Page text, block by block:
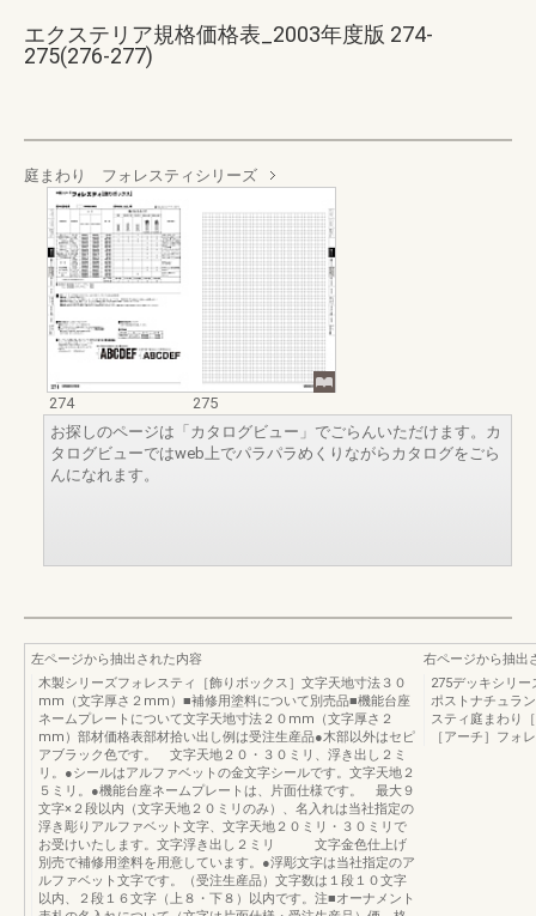
エクステリア規格価格表_2003年度版 274-
275(276-277)
庭まわり フォレスティシリーズ
274
275
お探しのページは「カタログビュー」でごらんいただけます。カ
タログビューではweb上でパラパラめくりながらカタログをごら
んになれます。
左ページから抽出された内容
木製シリーズフォレスティ［飾りボックス］文字天地寸法３０
mm（文字厚さ２mm）■補修用塗料について別売品■機能台座
ネームプレートについて文字天地寸法２０mm（文字厚さ２
mm）部材価格表部材拾い出し例は受注生産品●木部以外はセピ
アブラック色です。 文字天地２０・３０ミリ、浮き出し２ミ
リ。●シールはアルファベットの金文字シールです。文字天地２
５ミリ。●機能台座ネームプレートは、片面仕様です。 最大９
文字×２段以内（文字天地２０ミリのみ）、名入れは当社指定の
浮き彫りアルファベット文字、文字天地２０ミリ・３０ミリで
お受けいたします。文字浮き出し２ミリ 文字金色仕上げ
別売で補修用塗料を用意しています。●浮彫文字は当社指定のア
ルファベット文字です。（受注生産品）文字数は１段１０文字
以内、２段１６文字（上８・下８）以内です。注■オーナメント
右ページから抽出
275デッキシリ
ポストナチュラ
スティ庭まわり
［アーチ］フォ